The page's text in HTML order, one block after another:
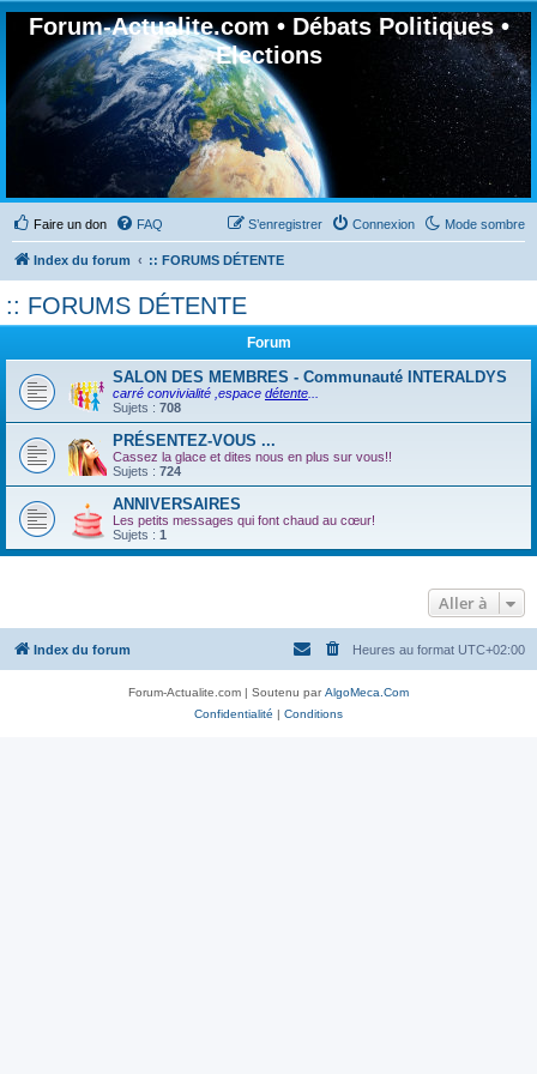
Forum-Actualite.com • Débats Politiques •
Elections
Faire un don Mode sombre
FAQ Connexion
S’enregistrer
Index du forum :: FORUMS DÉTENTE
:: FORUMS DÉTENTE
Forum
SALON DES MEMBRES - Communauté INTERALDYS
carré convivialité ,espace détente
Sujets : 708
PRÉSENTEZ-VOUS ...
Cassez la glace et dites nous en plus sur vous!!
Sujets : 724
ANNIVERSAIRES
Les petits messages qui font chaud au cœur!
Sujets : 1
Aller à
Index du forum Heures au format UTC+02:00
Forum-Actualite.com | Soutenu parAlgoMeca.Com
Confidentialité | Conditions